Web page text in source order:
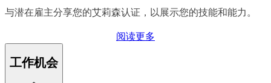
与潜在雇主分享您的艾莉森认证，以展示您的技能和能力。
阅读更多
工作机会